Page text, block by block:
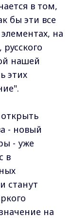
в том,
бы эти все
на
нашей
этих
- новый
- уже
в
станут
на